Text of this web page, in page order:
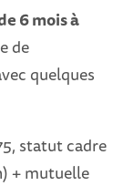
6 mois à
de
quelques
statut cadre
+ mutuelle